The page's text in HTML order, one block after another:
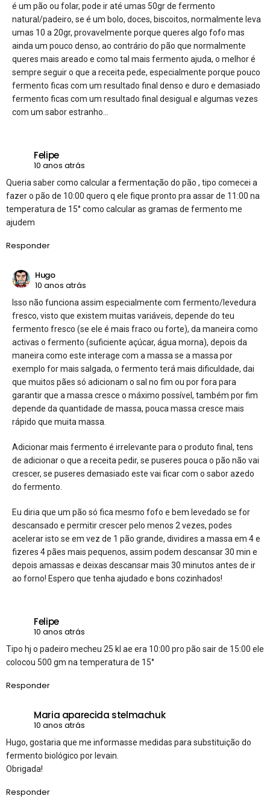
é um pão ou folar, pode ir até umas 50gr de fermento
natural/padeiro, se é um bolo, doces, biscoitos, normalmente leva
umas 10 a 20gr, provavelmente porque queres algo fofo mas
ainda um pouco denso, ao contrário do pão que normalmente
queres mais areado e como tal mais fermento ajuda, o melhor é
sempre seguir o que a receita pede, especialmente porque pouco
fermento ficas com um resultado final denso e duro e demasiado
fermento ficas com um resultado final desigual e algumas vezes
com um sabor estranho…
Felipe
10 anos atrás
Queria saber como calcular a fermentação do pão , tipo comecei a
fazer o pão de 10:00 quero q ele fique pronto pra assar de 11:00 na
temperatura de 15° como calcular as gramas de fermento me
ajudem
Responder
Hugo
10 anos atrás
Isso não funciona assim especialmente com fermento/levedura
fresco, visto que existem muitas variáveis, depende do teu
fermento fresco (se ele é mais fraco ou forte), da maneira como
activas o fermento (suficiente açúcar, água morna), depois da
maneira como este interage com a massa se a massa por
exemplo for mais salgada, o fermento terá mais dificuldade, dai
que muitos pães só adicionam o sal no fim ou por fora para
garantir que a massa cresce o máximo possível, também por fim
depende da quantidade de massa, pouca massa cresce mais
rápido que muita massa.
Adicionar mais fermento é irrelevante para o produto final, tens
de adicionar o que a receita pedir, se puseres pouca o pão não vai
crescer, se puseres demasiado este vai ficar com o sabor azedo
do fermento.
Eu diria que um pão só fica mesmo fofo e bem levedado se for
descansado e permitir crescer pelo menos 2 vezes, podes
acelerar isto se em vez de 1 pão grande, dividires a massa em 4 e
fizeres 4 pães mais pequenos, assim podem descansar 30 min e
depois amassas e deixas descansar mais 30 minutos antes de ir
ao forno! Espero que tenha ajudado e bons cozinhados!
Felipe
10 anos atrás
Tipo hj o padeiro mecheu 25 kl ae era 10:00 pro pão sair de 15:00 ele
colocou 500 gm na temperatura de 15°
Responder
Maria aparecida stelmachuk
10 anos atrás
Hugo, gostaria que me informasse medidas para substituição do
fermento biológico por levain.
Obrigada!
Responder